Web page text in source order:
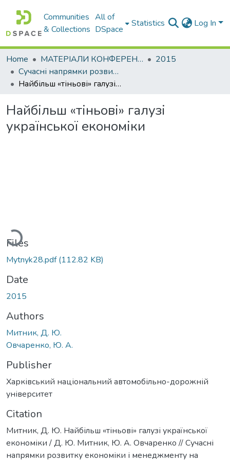
Communities
& Collections
All of
DSpace
Statistics Log In
Home МАТЕРІАЛИ КОНФЕРЕНЦІЙ
2015
Сучасні напрямки розвитку економіки і менеджменту на підприємствах України
Найбільш «тіньові» галузі української економіки
Найбільш «тіньові» галузі
української економіки
Files
Mytnyk28.pdf(112.82 KB)
Date
2015
Authors
Митник, Д. Ю.
Овчаренко, Ю. А.
Publisher
Харківський національний автомобільно-дорожній
університет
Citation
Митник, Д. Ю. Найбільш «тіньові» галузі української
економіки / Д. Ю. Митник, Ю. А. Овчаренко // Сучасні
напрямки розвитку економіки і менеджменту на